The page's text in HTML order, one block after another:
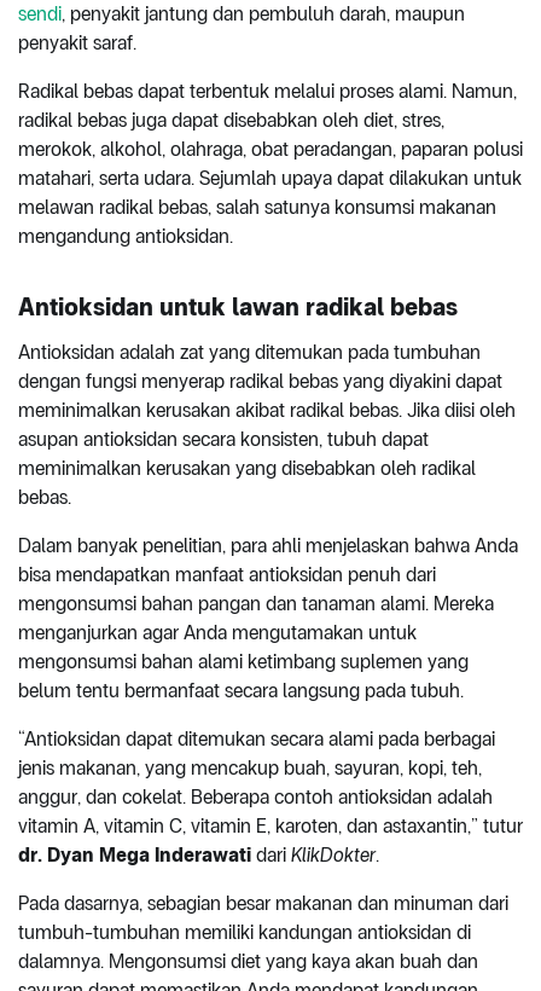
sendi, penyakit jantung dan pembuluh darah, maupun
penyakit saraf.
Radikal bebas dapat terbentuk melalui proses alami. Namun,
radikal bebas juga dapat disebabkan oleh diet, stres,
merokok, alkohol, olahraga, obat peradangan, paparan polusi
matahari, serta udara. Sejumlah upaya dapat dilakukan untuk
melawan radikal bebas, salah satunya konsumsi makanan
mengandung antioksidan.
Antioksidan untuk lawan radikal bebas
Antioksidan adalah zat yang ditemukan pada tumbuhan
dengan fungsi menyerap radikal bebas yang diyakini dapat
meminimalkan kerusakan akibat radikal bebas. Jika diisi oleh
asupan antioksidan secara konsisten, tubuh dapat
meminimalkan kerusakan yang disebabkan oleh radikal
bebas.
Dalam banyak penelitian, para ahli menjelaskan bahwa Anda
bisa mendapatkan manfaat antioksidan penuh dari
mengonsumsi bahan pangan dan tanaman alami. Mereka
menganjurkan agar Anda mengutamakan untuk
mengonsumsi bahan alami ketimbang suplemen yang
belum tentu bermanfaat secara langsung pada tubuh.
“Antioksidan dapat ditemukan secara alami pada berbagai
jenis makanan, yang mencakup buah, sayuran, kopi, teh,
anggur, dan cokelat. Beberapa contoh antioksidan adalah
vitamin A, vitamin C, vitamin E, karoten, dan astaxantin,” tutur
dr. Dyan Mega Inderawati dari KlikDokter.
Pada dasarnya, sebagian besar makanan dan minuman dari
tumbuh-tumbuhan memiliki kandungan antioksidan di
dalamnya. Mengonsumsi diet yang kaya akan buah dan